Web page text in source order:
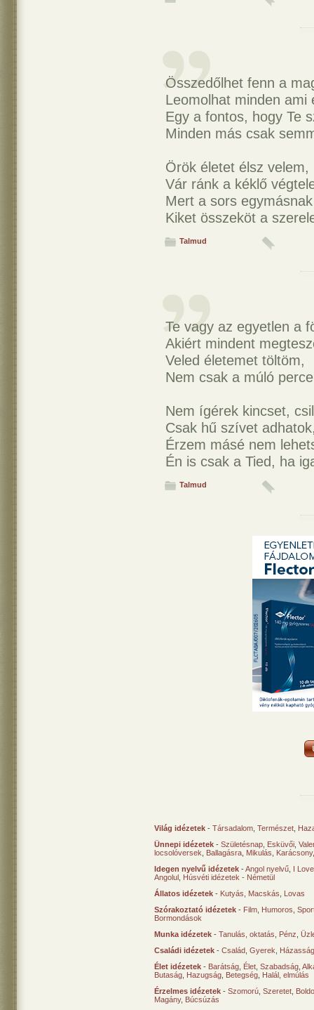
Összedőlhet fenn a
Leomolhat minden ami
Egy a fontos, hogy Te
Minden más csak
Örök életet élsz velem,
Vár ránk a kéklő
Mert a sors
Kiket összeköt a
Talmud
Te vagy az egyetlen a
Akiért mindent
Veled életemet töltöm,
Nem csak a múló
Nem ígérek kincset,
Csak hű szívet
Érzem másé nem
Én is csak a Tied, ha
Talmud
Világ idézetek - Társadalom Természet
Ünnepi idézetek - Születésnap Esküvői
locsolóversek
Ballagásra Mikulás Karácsony
Idegen nyelvű idézetek -Angol nyelvű I
Angolul Húsvéti idézetek - Németül
Állatos idézetek - Kutyás Macskás
Lovas
Szórakoztató idézetek - Film Humoros
Bormondások
Munka idézetek - Tanulás, oktatás Pénz
Családi idézetek - Család Gyerek
Élet idézetek - Barátság Élet Szabadság
Butaság Hazugság Betegség Halál, elmúlás
Érzelmes idézetek - Szomorú Szeretet
Magány, Búcsúzás